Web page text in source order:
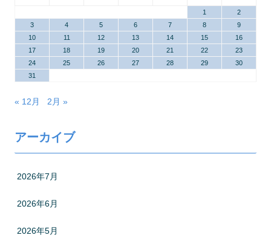
1
2
3
4 5 6 7 8
9
10
11 12 13 14 15
16
17
18 19 20 21 22
23
24
25 26 27 28 29
30
31
« 12月 2月 »
アーカイブ
2026年7月
2026年6月
2026年5月